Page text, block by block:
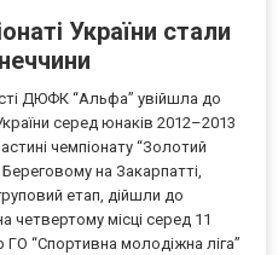
України стали
ДЮФК “Альфа” увійшла до
серед юнаків 2012–2013
чемпіонату “Золотий
на Закарпатті,
етап, дійшли до
четвертому місці серед 11
“Спортивна молодіжна ліга”